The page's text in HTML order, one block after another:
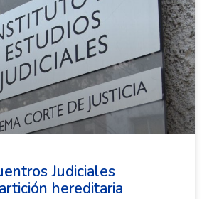
Judiciales
hereditaria